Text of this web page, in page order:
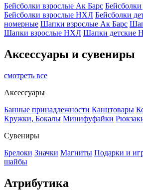
Бейсболки взрослые Ак Барс
Бейсболки взрослые НХЛ Бейсболки
номерные Шапки взрослые Ак Барс
Шапки взрослые НХЛ Шапки детские
Аксессуары и сувениры
смотреть все
Аксессуары
Банные принадлежности Канцтовары
Кружки, Бокалы Минифуфайки
Сувениры
Брелоки Значки Магниты Подарки и
шайбы
Атрибутика